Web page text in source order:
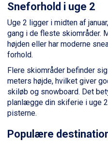
Fieberbrunn fra DKK
St. Anton fra DKK 7.245
Zell am See fra DKK
Livigno fra DKK 4.145
Canazei fra DKK 4.745
Sauze dOulx fra DKK
Alleghe fra DKK 5.595
Bad Gastein fra DKK
Arabba fra DKK 7.045
La Thuile fra DKK 4.595
Cervinia fra DKK 5.295
Sneforhold i uge 2
Uge 2 ligger i midten af
gang i de fleste skiområder.
højden eller har moderne
forhold.
Flere skiområder befinder
meters højde, hvilket giver
skiløb og snowboard. Det
planlægge din skiferie i uge
pisterne.
Populære